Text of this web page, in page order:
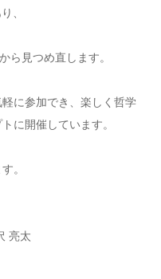
、
ら見つめ直します。
に参加でき、楽しく哲学
に開催しています。
。
亮太